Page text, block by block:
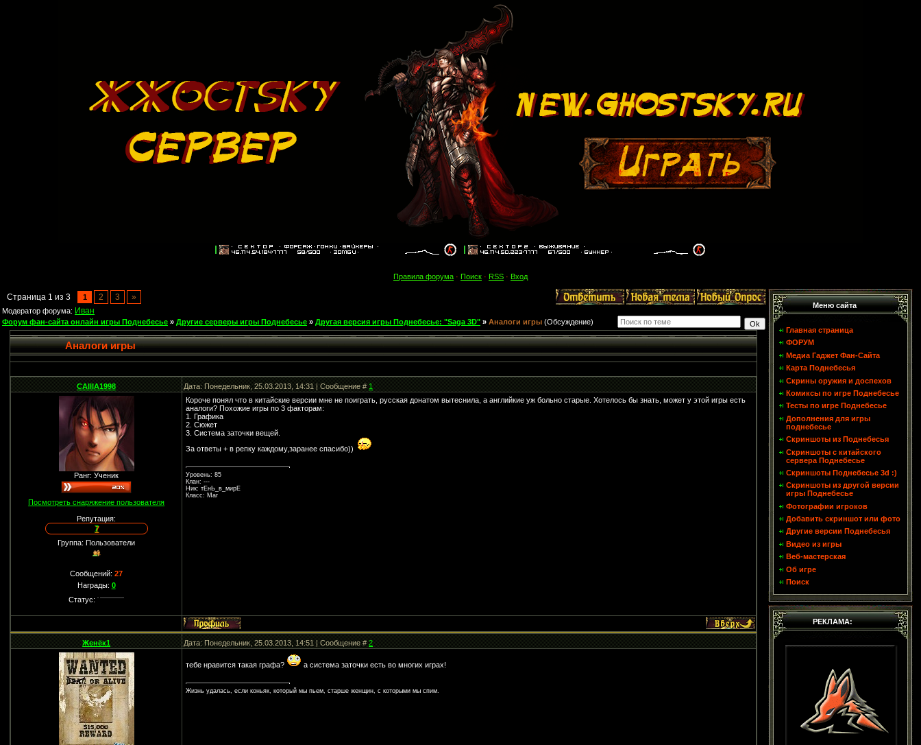
Правила форума · Поиск · RSS · Вход
Страница 1 из 3 1 2 3 »
Модератор форума: Иван
Форум фан-сайта онлайн игры Поднебесье » Другие серверы игры Поднебесье » Другая версия игры Поднебесье: "Saga 3D" » Аналоги игры (Обсуждение)
Аналоги игры
CAIIIA1998 Дата: Понедельник, 25.03.2013, 14:31 | Сообщение #1
Ранг: Ученик
Посмотреть снаряжение пользователя
Репутация:
7
Группа: Пользователи
Сообщений:27
Награды: 0
Статус:
Короче понял что в китайские версии мне не поиграть, русская донатом вытеснила, а английкие уж больно старые. Хотелось бы знать, может у этой игры есть
аналоги? Похожие игры по 3 факторам:
1. Графика
2. Сюжет
3. Система заточки вещей.
За ответы + в репку каждому,заранее спасибо))
Уровень: 85
Клан: ---
Ник: тЕнЬ_в_мирЕ
Класс: Маг
Женёк1 Дата: Понедельник, 25.03.2013, 14:51 | Сообщение #2
тебе нравится такая графа? а система заточки есть во многих играх!
Жизнь удалась, если коньяк, который мы пьем, старше женщин, с которыми мы спим.
Меню сайта
Главная страница
ФОРУМ
Медиа Гаджет Фан-Сайта
Карта Поднебесья
Скрины оружия и доспехов
Комиксы по игре Поднебесье
Тесты по игре Поднебесье
Дополнения для игры
поднебесье
Скриншоты из Поднебесья
Скриншоты с китайского
сервера Поднебесье
Скриншоты Поднебесье 3d :)
Скриншоты из другой версии
игры Поднебесье
Фотографии игроков
Добавить скриншот или фото
Другие версии Поднебесья
Видео из игры
Веб-мастерская
Об игре
Поиск
РЕКЛАМА: